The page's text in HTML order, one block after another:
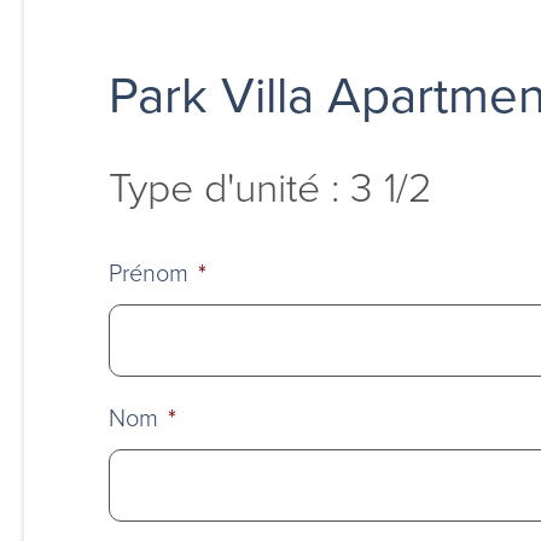
Park Villa
Type d'unité : 3 1/2
Prénom *
Nom *